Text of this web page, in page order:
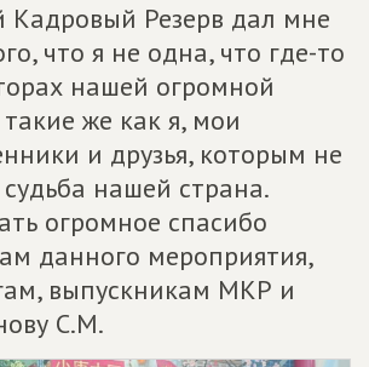
Резерв дал мне
что я не одна, что где-то
нашей огромной
же как я, мои
и друзья, которым не
нашей страна.
огромное спасибо
данного мероприятия,
выпускникам МКР и
С.М.